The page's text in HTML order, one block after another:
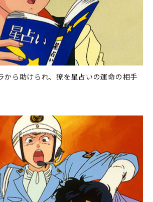
から助けられ、獠を星占いの運命の相手